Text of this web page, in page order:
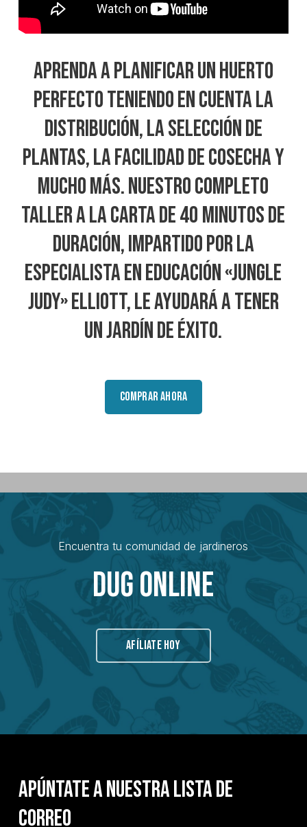
Aprenda a planificar un huerto
perfecto teniendo en cuenta la
distribución, la selección de
plantas, la facilidad de cosecha y
mucho más. Nuestro completo
taller a la carta de 40 minutos de
duración, impartido por la
especialista en educación «Jungle
Judy» Elliott, le ayudará a tener
un jardín de éxito.
COMPRAR AHORA
Encuentra tu comunidad de jardineros
Dug Online
AFÍLIATE HOY
Apúntate a nuestra lista de
correo